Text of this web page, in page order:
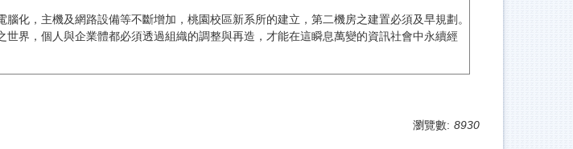
化，主機及網路設備等不斷增加，桃園校區新系所的建立，第二機房之建置必須及早規劃。
界，個人與企業體都必須透過組織的調整與再造，才能在這瞬息萬變的資訊社會中永續經
瀏覽數: 8930